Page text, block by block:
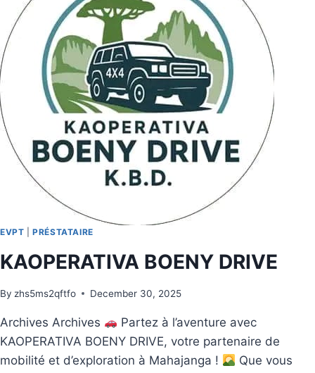
EVPT |PRÉSTATAIRE
KAOPERATIVA BOENY DRIVE
By zhs5ms2qftfo December 30, 2025
Archives Archives
Partez à l’aventure avec
KAOPERATIVA BOENY DRIVE, votre partenaire de
mobilité et d’exploration à Mahajanga !
Que vous